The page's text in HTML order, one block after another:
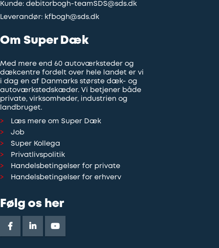
Kunde: debitorbogh-teamSDS@sds.dk
Leverandør: kfbogh@sds.dk
Om Super Dæk
Med mere end 60 autoværksteder og
dækcentre fordelt over hele landet er vi
i dag en af Danmarks største dæk- og
autoværkstedskæder. Vi betjener både
private, virksomheder, industrien og
landbruget.
Læs mere om Super Dæk
Job
Super Kollega
Privatlivspolitik
Handelsbetingelser for private
Handelsbetingelser for erhverv
Følg os her